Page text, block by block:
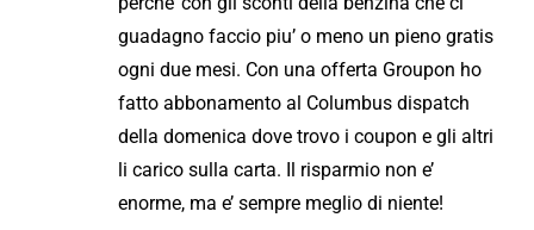
guadagno faccio piu’ o meno un pieno gratis
ogni due mesi. Con una offerta Groupon ho
fatto abbonamento al Columbus dispatch
della domenica dove trovo i coupon e gli altri
li carico sulla carta. Il risparmio non e’
enorme, ma e’ sempre meglio di niente!